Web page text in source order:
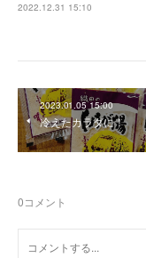
2022.12.31 15:10
2023.01.05 15:00
冷えたカラダに！
0コメント